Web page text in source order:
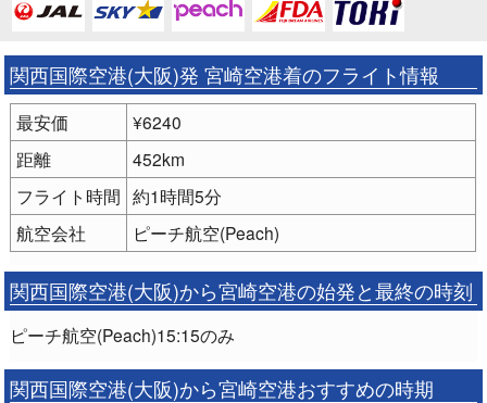
関西国際空港(大阪)発 宮崎空港着のフライト情報
最安価
¥6240
距離
452km
フライト時間 約1時間5分
航空会社
ピーチ航空(Peach)
関西国際空港(大阪)から宮崎空港の始発と最終の時刻
ピーチ航空(Peach)15:15のみ
関西国際空港(大阪)から宮崎空港おすすめの時期